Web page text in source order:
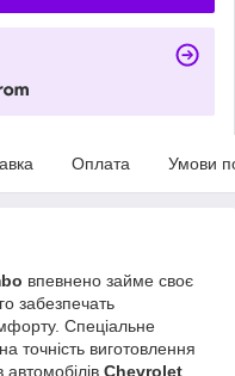
Оплата Умови
впевнено займе своє
забезпечать
Спеціальне
точність виготовлення
автомобілів Chevrolet